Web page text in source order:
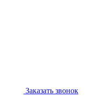
Заказать звонок